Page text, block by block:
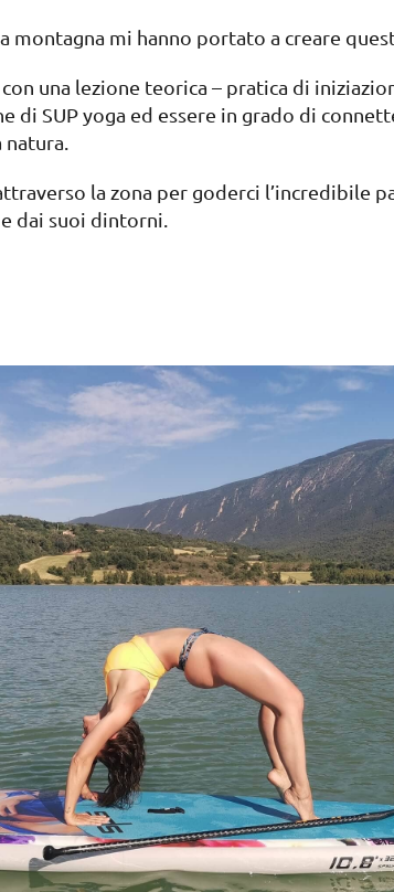
montagna mi hanno portato a creare
una lezione teorica – pratica di
di SUP yoga ed essere in grado di
la zona per goderci l’incredibile
dai suoi dintorni.